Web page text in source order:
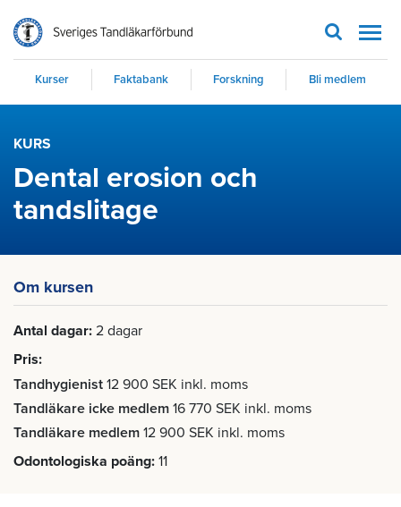
Kurser Faktabank Forskning Bli medlem
KURS
Dental erosion och
tandslitage
Om kursen
Antal dagar 2 dagar
Pris
Tandhygienist 12 900 SEK inkl. moms
Tandläkare icke medlem 16 770 SEK inkl. moms
Tandläkare medlem 12 900 SEK inkl. moms
Odontologiska poäng 11